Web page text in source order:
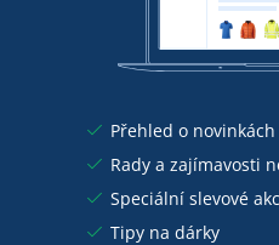
Přehled o novinkách
Rady a zajímavosti
Speciální slevové
Tipy na dárky